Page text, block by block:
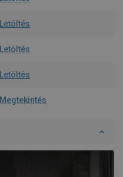
Letöltés
Letöltés
Letöltés
Megtekintés